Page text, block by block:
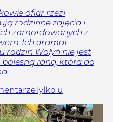
ofiar rzezi
rodzinne zdjęcia i
zamordowanych z
Ich dramat
rodzin Wołyń nie jest
raną, która do
Tylko u